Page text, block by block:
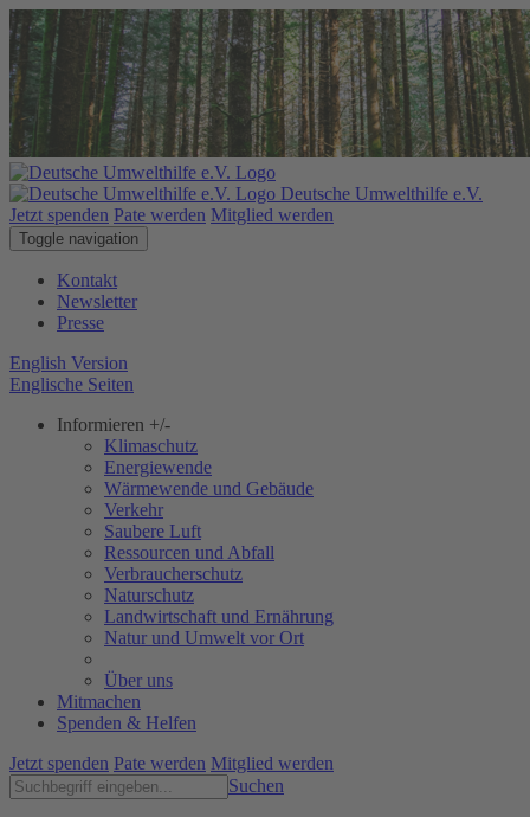
Deutsche Umwelthilfe e.V.
Jetzt spenden Pate werden Mitglied werden
Toggle navigation
Kontakt
Newsletter
Presse
English Version
Englische Seiten
Informieren +/-
Klimaschutz
Energiewende
Wärmewende und Gebäude
Verkehr
Saubere Luft
Ressourcen und Abfall
Verbraucherschutz
Naturschutz
Landwirtschaft und Ernährung
Natur und Umwelt vor Ort
Über uns
Mitmachen
Spenden & Helfen
Jetzt spenden Pate werden Mitglied werden
Suchen